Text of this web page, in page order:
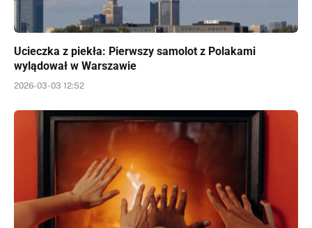
Ucieczka z piekła: Pierwszy samolot z Polakami
wylądował w Warszawie
2026-03-03 12:52